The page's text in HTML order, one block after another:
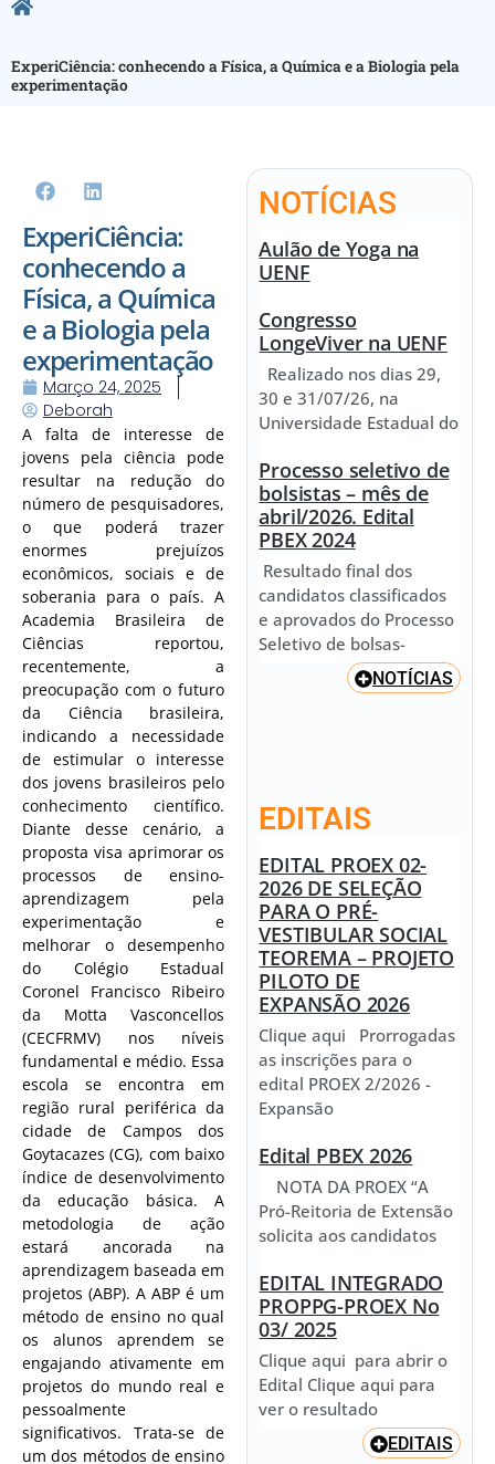
ExperiCiência: conhecendo a Física, a Química e a Biologia pela
experimentação
ExperiCiência:
conhecendo a
Física, a Química
e a Biologia pela
experimentação
Março 24, 2025
Deborah
A falta de interesse de
jovens pela ciência pode
resultar na redução do
número de pesquisadores,
o que poderá trazer
enormes prejuízos
econômicos, sociais e de
soberania para o país. A
Academia Brasileira de
Ciências reportou,
recentemente, a
preocupação com o futuro
da Ciência brasileira,
indicando a necessidade
de estimular o interesse
dos jovens brasileiros pelo
conhecimento científico.
Diante desse cenário, a
proposta visa aprimorar os
processos de ensino-
aprendizagem pela
experimentação e
melhorar o desempenho
do Colégio Estadual
Coronel Francisco Ribeiro
da Motta Vasconcellos
(CECFRMV) nos níveis
fundamental e médio. Essa
escola se encontra em
região rural periférica da
cidade de Campos dos
Goytacazes (CG), com baixo
índice de desenvolvimento
da educação básica. A
metodologia de ação
estará ancorada na
aprendizagem baseada em
projetos (ABP). A ABP é um
método de ensino no qual
os alunos aprendem se
engajando ativamente em
projetos do mundo real e
pessoalmente
significativos. Trata-se de
um dos métodos de ensino
NOTÍCIAS
Aulão de Yoga na
UENF
Congresso
LongeViver na UENF
Realizado nos dias 29,
30 e 31/07/26, na
Universidade Estadual do
Processo seletivo de
bolsistas – mês de
abril/2026. Edital
PBEX 2024
Resultado final dos
candidatos classificados
e aprovados do Processo
Seletivo de bolsas-
NOTÍCIAS
EDITAIS
EDITAL PROEX 02-
2026 DE SELEÇÃO
PARA O PRÉ-
VESTIBULAR SOCIAL
TEOREMA – PROJETO
PILOTO DE
EXPANSÃO 2026
Clique aqui Prorrogadas
as inscrições para o
edital PROEX 2/2026 -
Expansão
Edital PBEX 2026
NOTA DA PROEX “A
Pró-Reitoria de Extensão
solicita aos candidatos
EDITAL INTEGRADO
PROPPG-PROEX No
03/ 2025
Clique aqui para abrir o
Edital Clique aqui para
ver o resultado
EDITAIS